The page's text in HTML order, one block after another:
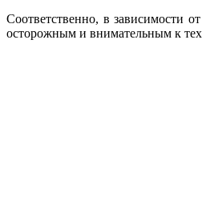
Соответственно, в зависимости
осторожным и внимательным к